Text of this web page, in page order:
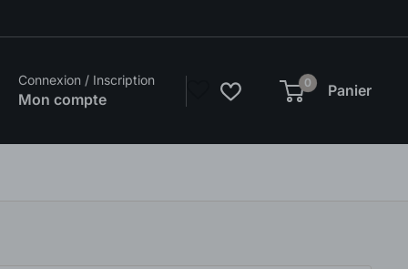
Connexion / Inscription
Mon compte
0 Panier